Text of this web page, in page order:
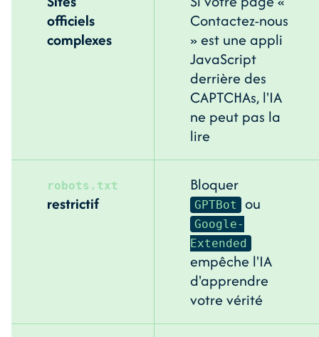
officiels
complexes
Contactez-nous
» est une appli
JavaScript
derrière des
CAPTCHAs, l'IA
ne peut pas la
lire
robots.txt
restrictif
Bloquer
GPTBot ou
Google-
Extended
empêche l'IA
d'apprendre
votre vérité